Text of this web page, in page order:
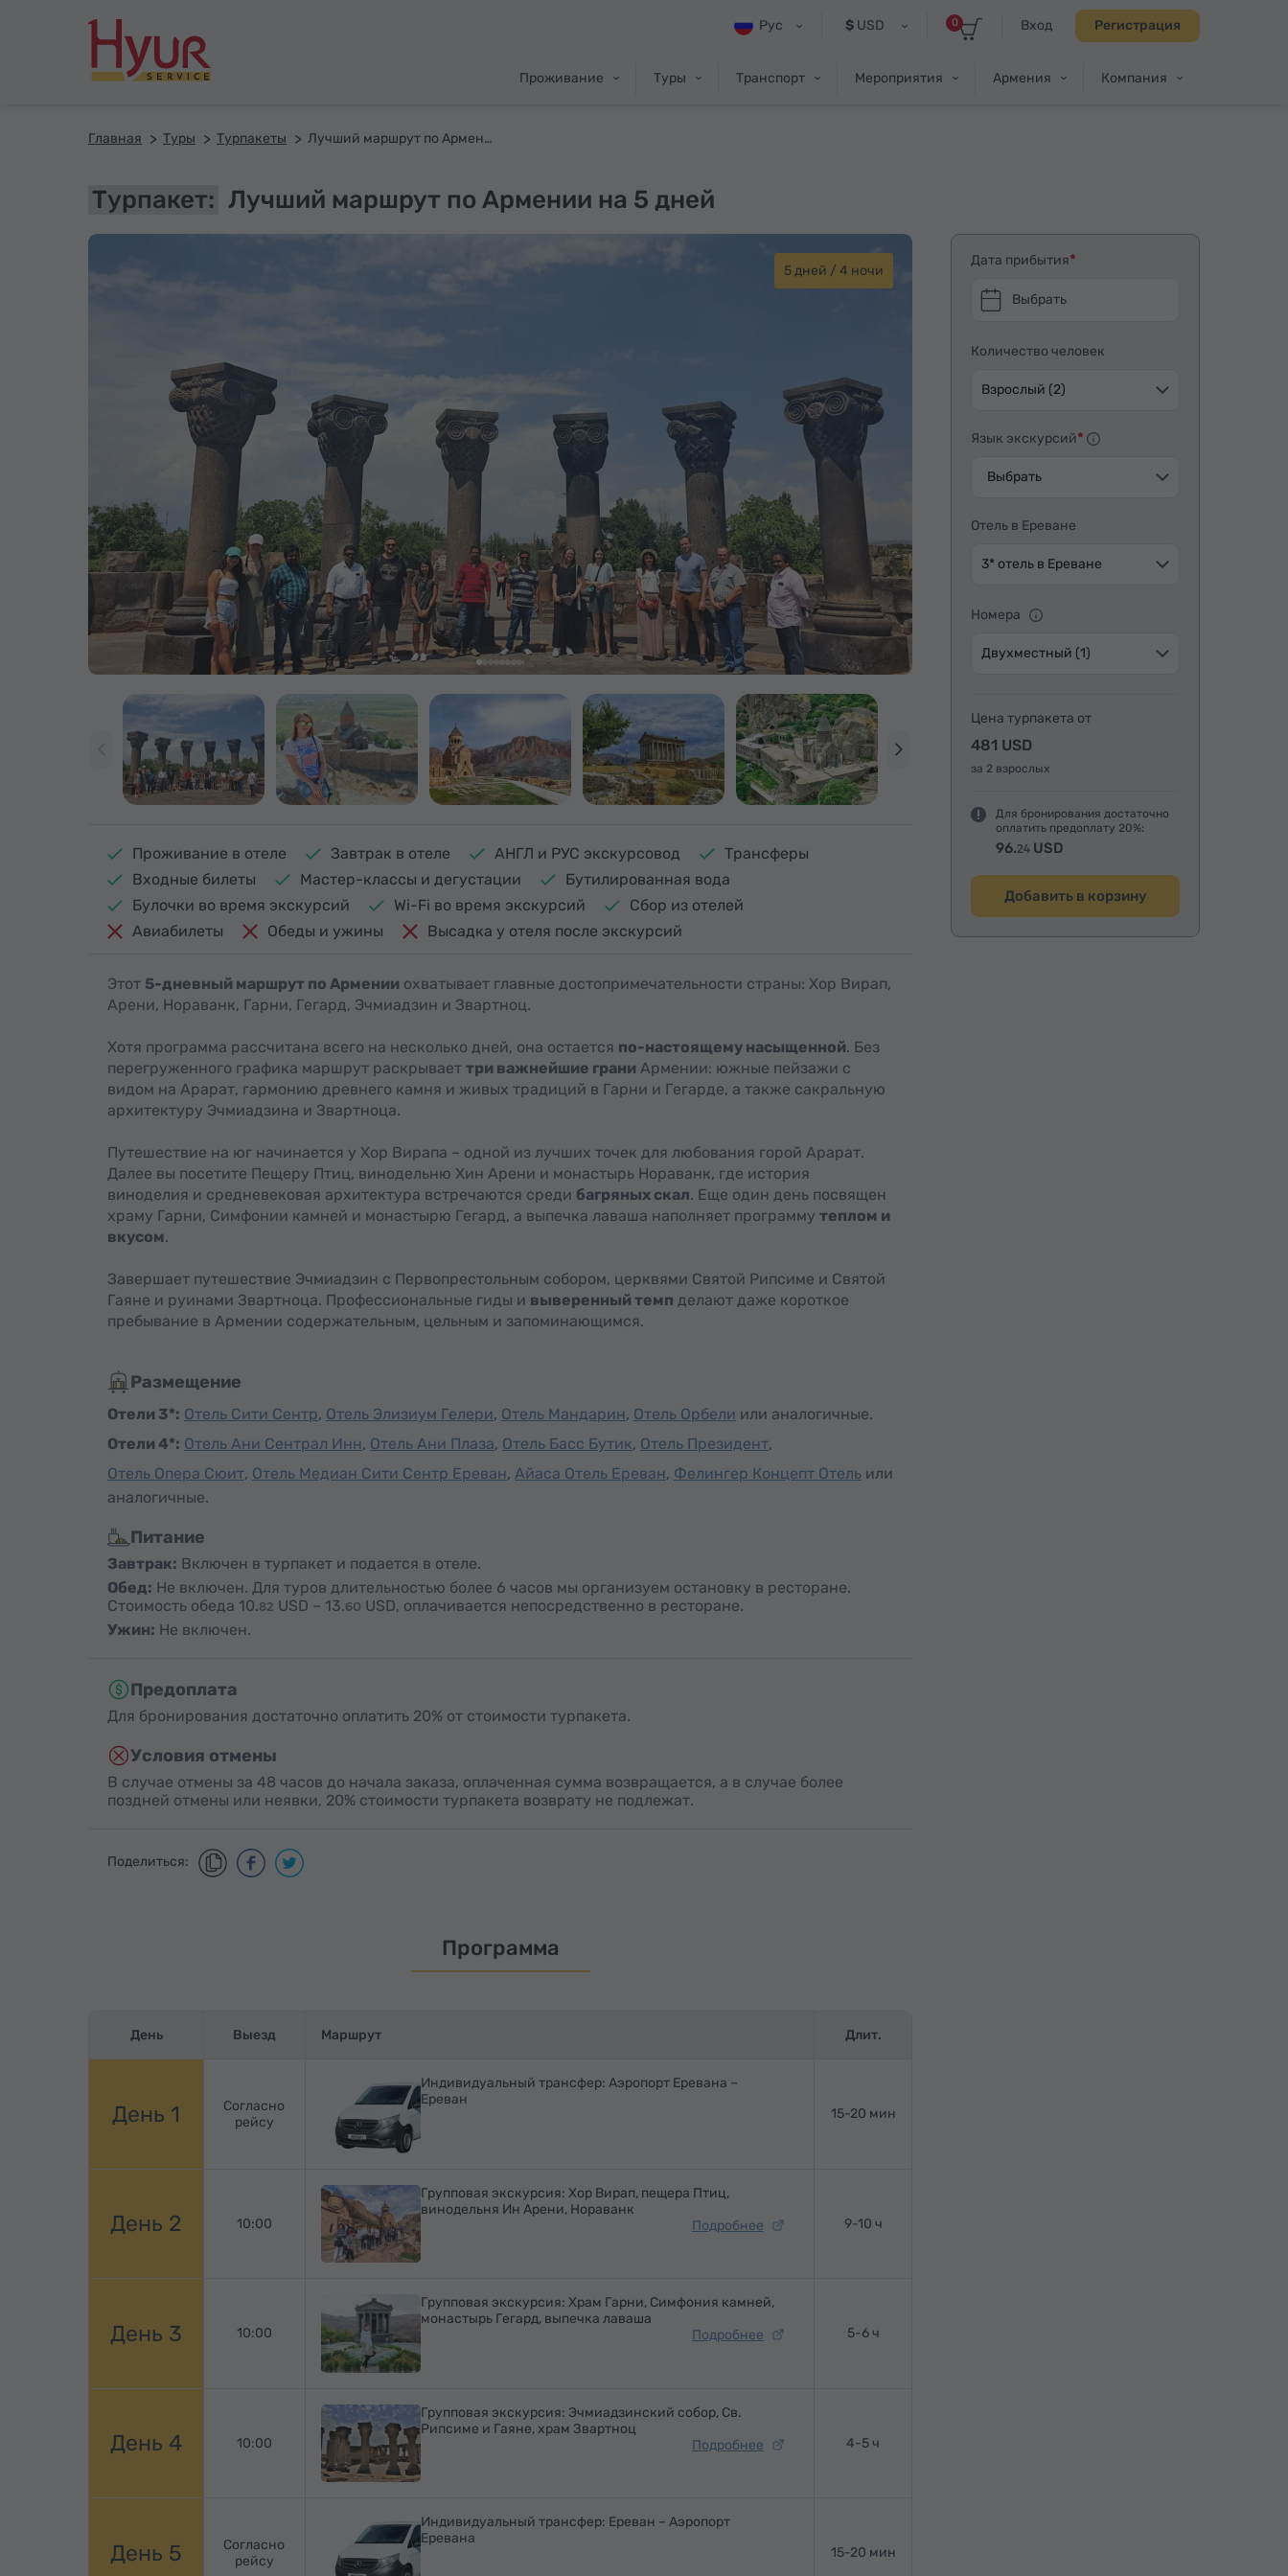
Вход Регистрация
0
$USD
Рус
Проживание Туры Транспорт Мероприятия Армения Компания
Главная Туры Турпакеты Лучший маршрут по Армении на 5 дней
Турпакет: Лучший маршрут по Армении на 5 дней
5 дней / 4 ночи
Проживание в отеле Завтрак в отеле АНГЛ и РУС экскурсовод
Трансферы
Входные билеты
Мастер-классы и дегустации
Бутилированная вода
Булочки во время экскурсий
Wi-Fi во время экскурсий
Сбор из отелей
Авиабилеты
Обеды и ужины Высадка у отеля после экскурсий
Этот 5-дневный маршрут по Армении охватывает главные достопримечательности страны: Хор Вирап,
Арени, Нораванк, Гарни, Гегард, Эчмиадзин и Звартноц.
Хотя программа рассчитана всего на несколько дней, она остается по-настоящему насыщенной. Без
перегруженного графика маршрут раскрывает три важнейшие грани Армении: южные пейзажи с
видом на Арарат, гармонию древнего камня и живых традиций в Гарни и Гегарде, а также сакральную
архитектуру Эчмиадзина и Звартноца.
Путешествие на юг начинается у Хор Вирапа – одной из лучших точек для любования горой Арарат.
Далее вы посетите Пещеру Птиц, винодельню Хин Арени и монастырь Нораванк, где история
виноделия и средневековая архитектура встречаются среди багряных скал. Еще один день посвящен
храму Гарни, Симфонии камней и монастырю Гегард, а выпечка лаваша наполняет программу теплом и
вкусом.
Завершает путешествие Эчмиадзин с Первопрестольным собором, церквями Святой Рипсиме и Святой
Гаяне и руинами Звартноца. Профессиональные гиды и выверенный темп делают даже короткое
пребывание в Армении содержательным, цельным и запоминающимся.
Размещение
Отели 3*: Отель Сити Сентр, Отель Элизиум Гелери, Отель Мандарин, Отель Орбели или аналогичные.
Отели 4*: Отель Ани Сентрал Инн, Отель Ани Плаза, Отель Басс Бутик, Отель Президент,
Отель Опера Сюит, Отель Медиан Сити Сентр Ереван, Айаса Отель Ереван, Фелингер Концепт Отель или
аналогичные.
Питание
Завтрак: Включен в турпакет и подается в отеле.
Обед: Не включен. Для туров длительностью более 6 часов мы организуем остановку в ресторане.
Стоимость обеда 10.82 USD – 13.60 USD, оплачивается непосредственно в ресторане.
Ужин: Не включен.
Предоплата
Для бронирования достаточно оплатить 20% от стоимости турпакета.
Условия отмены
В случае отмены за 48 часов до начала заказа, оплаченная сумма возвращается, а в случае более
поздней отмены или неявки, 20% стоимости турпакета возврату не подлежат.
Поделиться:
Дата прибытия
Выбрать
Количество человек
Взрослый (2)
Язык экскурсий
Выбрать
Отель в Ереване
3* отель в Ереване
Номера
Двухместный (1)
Цена турпакета от
481 USD
за 2 взрослых
Для бронирования достаточно
оплатить предоплату 20%:
96.24 USD
Добавить в корзину
Программа
День Выезд Маршрут Длит.
День 1
Согласно
рейсу
Индивидуальный трансфер: Аэропорт Еревана –
Ереван
15-20 мин
День 2 10:00
Групповая экскурсия: Хор Вирап, пещера Птиц,
винодельня Ин Арени, Нораванк
Подробнее
9-10 ч
День 3 10:00
Групповая экскурсия: Храм Гарни, Симфония камней,
монастырь Гегард, выпечка лаваша
Подробнее
5-6 ч
День 4 10:00
Групповая экскурсия: Эчмиадзинский собор, Св.
Рипсиме и Гаяне, храм Звартноц
Подробнее
4-5 ч
День 5
Согласно
рейсу
Индивидуальный трансфер: Ереван – Аэропорт
Еревана
15-20 мин